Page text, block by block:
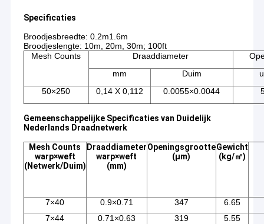
Specificaties
Broodjesbreedte: 0.2m1.6m
Broodjeslengte: 10m, 20m, 30m; 100ft
Mesh Counts
Draaddiameter
mm
Duim
50×250
0,14 X 0,112 0.0055×0.0044
Gemeenschappelijke Specificaties van Duidelijk
Nederlands Draadnetwerk
Mesh Counts
warp×weft
(Netwerk/Duim)
Draaddiameter
warp×weft
(mm)
Openingsgrootte
(μm)
Gewicht
(kg/㎡)
7×40 0.9×0.71 347
6.65
7×44
0.71×0.63 319
5.55